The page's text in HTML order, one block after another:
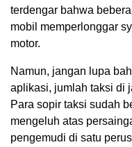
terdengar bahwa
mobil memperlonggar
motor.
Namun, jangan lupa
aplikasi, jumlah taksi di
Para sopir taksi sudah
mengeluh atas
pengemudi di satu